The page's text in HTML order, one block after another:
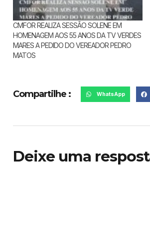
CMFOR REALIZA SESSÃO SOLENE EM
HOMENAGEM AOS 55 ANOS DA TV VERDES
MARES A PEDIDO DO VEREADOR PEDRO
MATOS
Compartilhe : WhatsApp
Deixe uma